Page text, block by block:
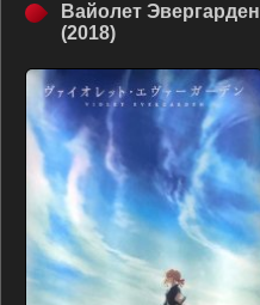
Вайолет Эвергарден
(2018)